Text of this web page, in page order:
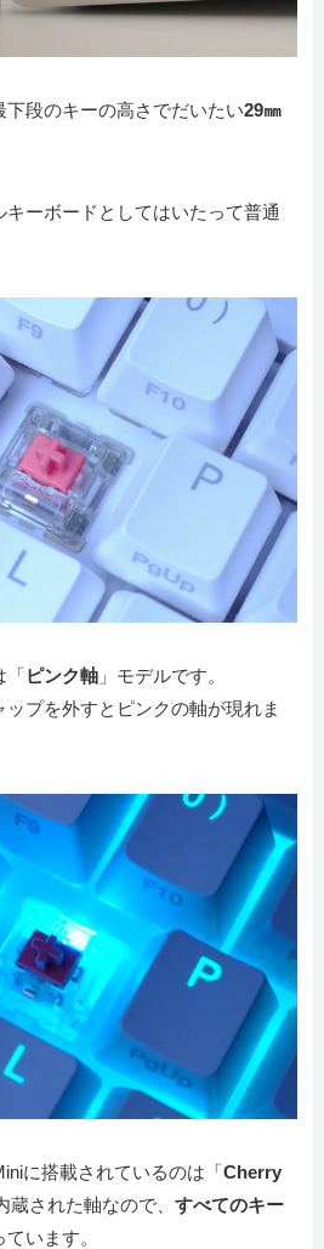
下段のキーの高さでだいたい29㎜
ーボードとしてはいたって普通
「ピンク軸 」モデルです。
プを外すとピンクの軸が現れま
に搭載されているのは「Cherry
蔵された軸なので、すべてのキー
います。